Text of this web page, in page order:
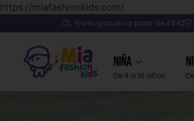
https://miafashionkids.com/
Envío gratuito a partir de 49 €
Niña
De 4 a 16 años